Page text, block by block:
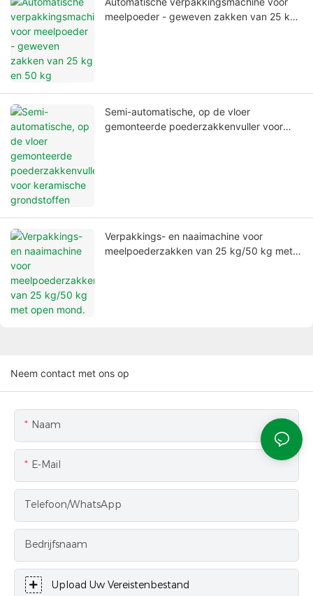
meelpoeder - geweven zakken van 25 kg
Semi-automatische, op de vloer
gemonteerde poederzakkenvuller voor
Verpakkings- en naaimachine voor
meelpoederzakken van 25 kg/50 kg met
Neem contact met ons op
Naam
E-Mail
Telefoon/WhatsApp
Bedrijfsnaam
Upload Uw Vereistenbestand